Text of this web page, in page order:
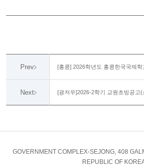
Prev [홍콩] 2026학년도 홍콩한국국제
Next [광저우]2026-2학기 교원초빙공고
GOVERNMENT COMPLEX-SEJONG, 408
REPUBLIC OF